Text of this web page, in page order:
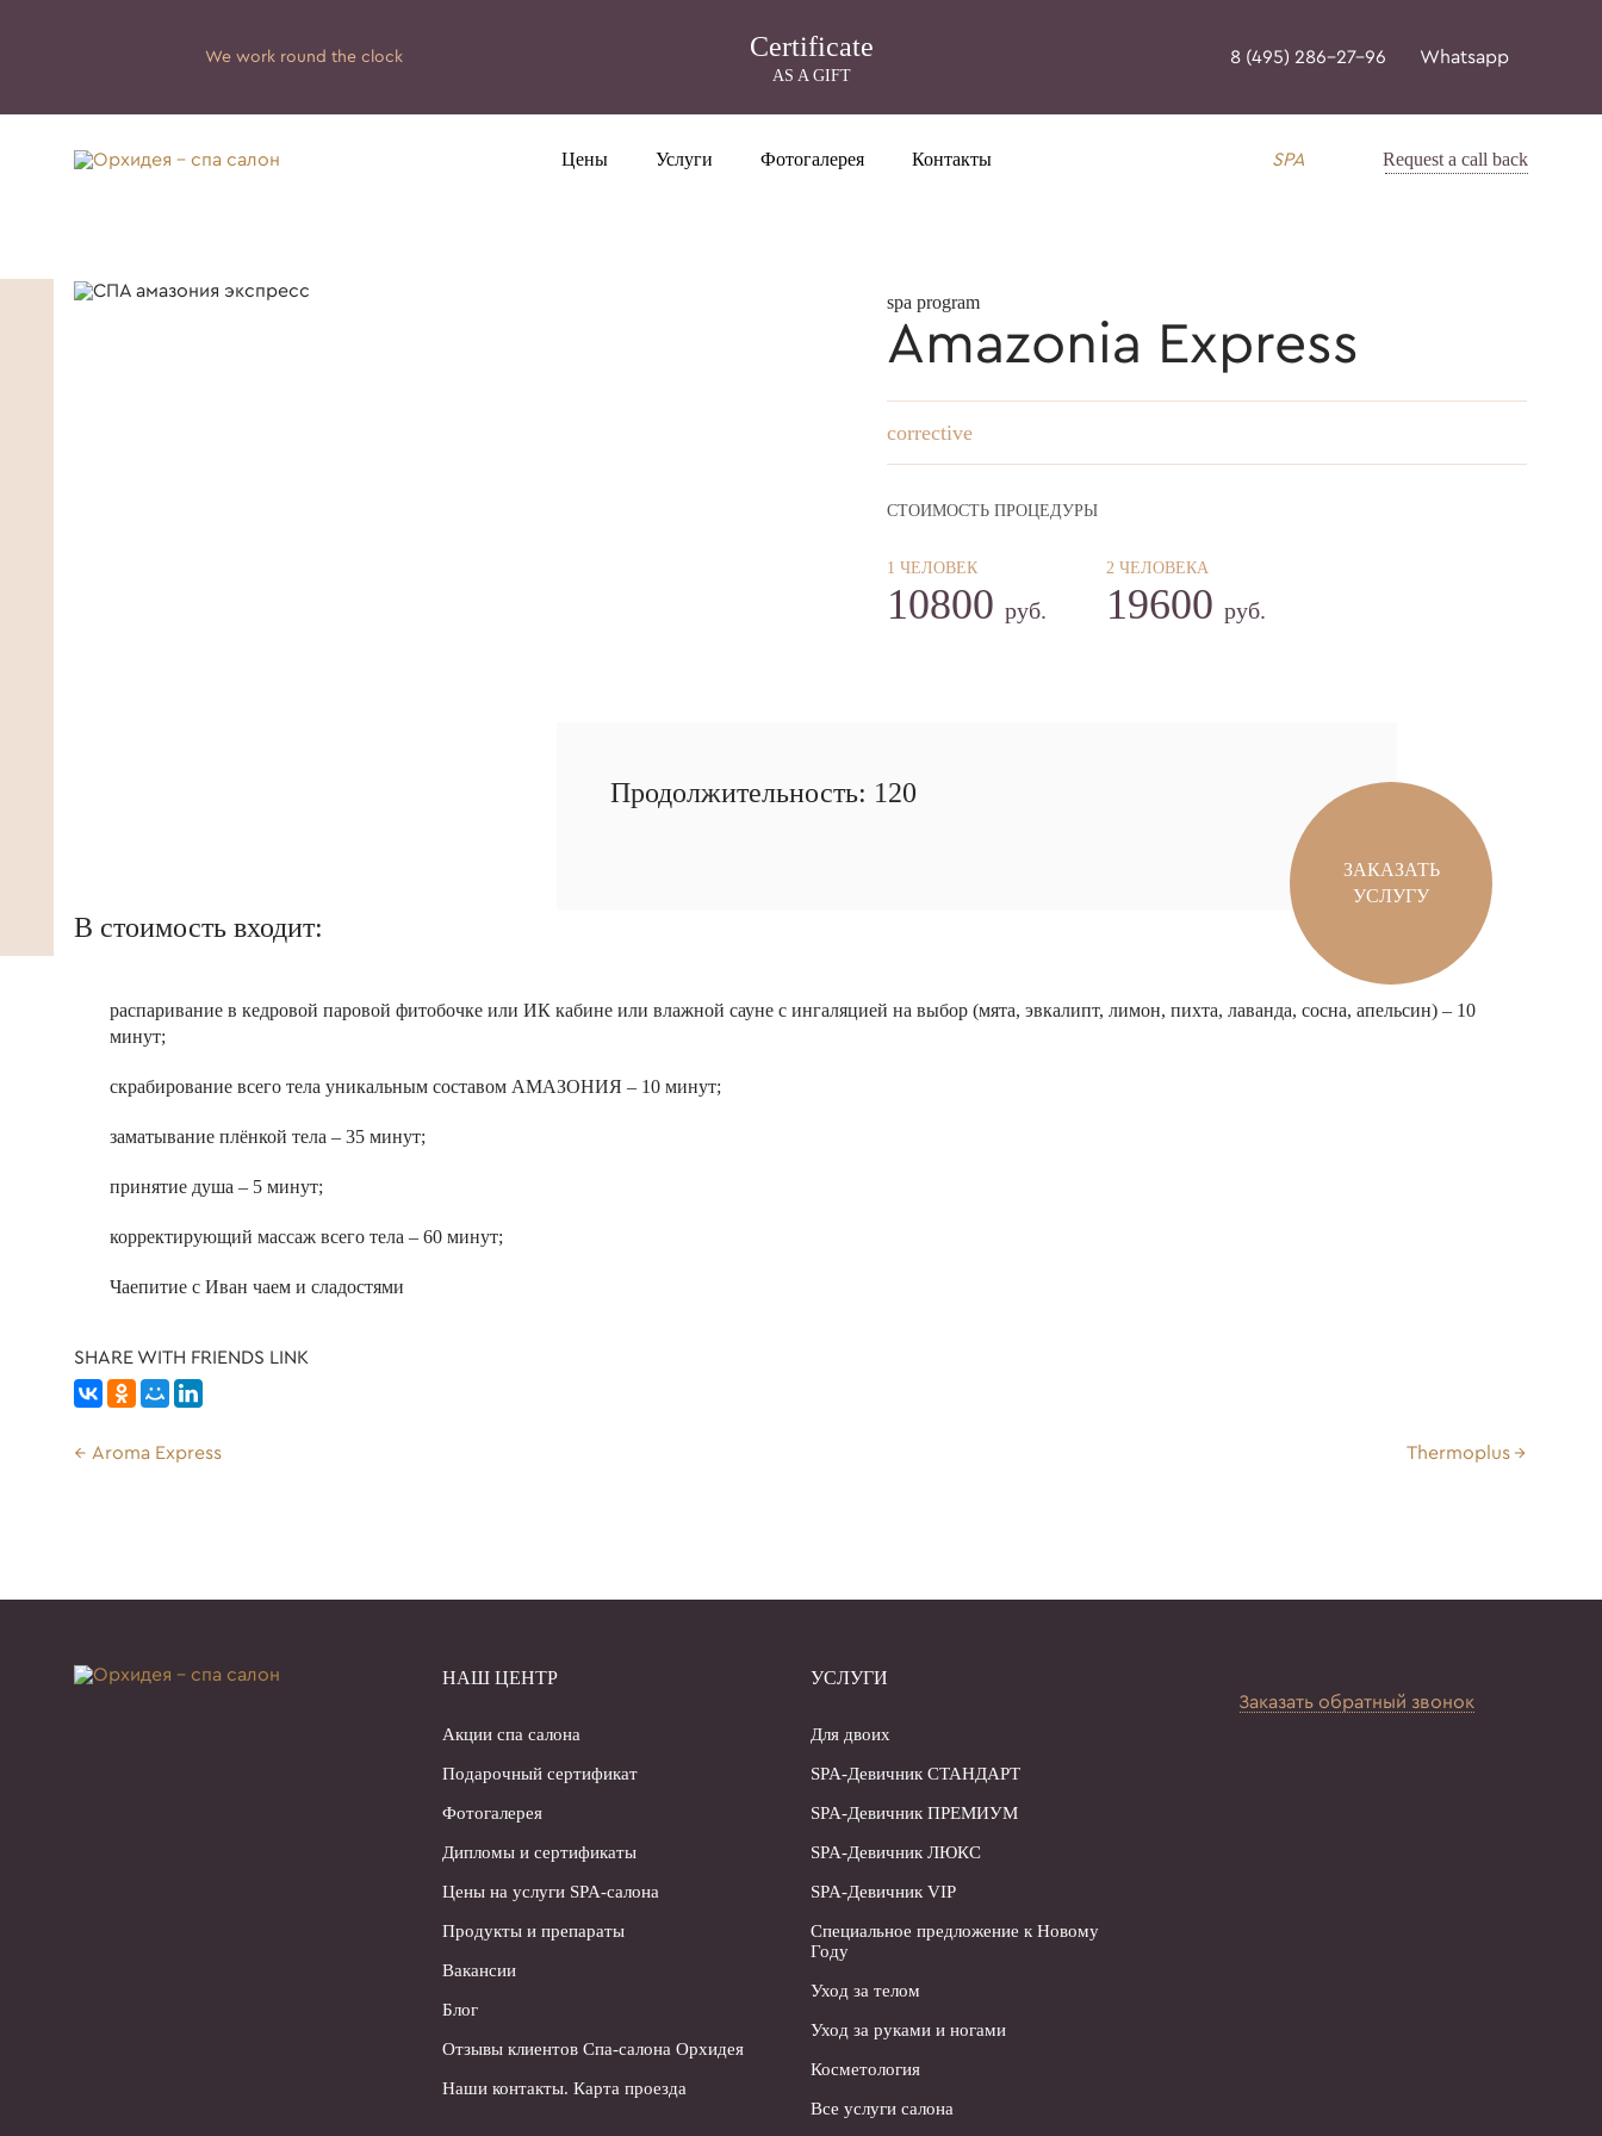
We work round the clock Certificate
AS A GIFT
8 (495) 286-27-96 Whatsapp
Цены Услуги Фотогалерея Контакты SPA Request a call back
spa program
Amazonia Express
corrective
СТОИМОСТЬ ПРОЦЕДУРЫ
1 ЧЕЛОВЕК
10800 руб.
2 ЧЕЛОВЕКА
19600 руб.
Продолжительность: 120
ЗАКАЗАТЬ
УСЛУГУ
В стоимость входит:
распаривание в кедровой паровой фитобочке или ИК кабине или влажной сауне с ингаляцией на выбор (мята, эвкалипт, лимон, пихта, лаванда, сосна, апельсин) – 10
минут;
скрабирование всего тела уникальным составом АМАЗОНИЯ – 10 минут;
заматывание плёнкой тела – 35 минут;
принятие душа – 5 минут;
корректирующий массаж всего тела – 60 минут;
Чаепитие с Иван чаем и сладостями
SHARE WITH FRIENDS LINK
Aroma Express Thermoplus
НАШ ЦЕНТР
Акции спа салона
Подарочный сертификат
Фотогалерея
Дипломы и сертификаты
Цены на услуги SPA-салона
Продукты и препараты
Вакансии
Блог
Отзывы клиентов Спа-салона Орхидея
Наши контакты. Карта проезда
УСЛУГИ
Для двоих
SPA-Девичник СТАНДАРТ
SPA-Девичник ПРЕМИУМ
SPA-Девичник ЛЮКС
SPA-Девичник VIP
Специальное предложение к Новому
Году
Уход за телом
Уход за руками и ногами
Косметология
Все услуги салона
Заказать обратный звонок